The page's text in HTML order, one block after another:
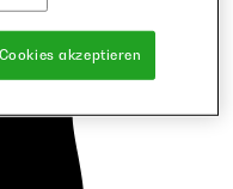
akzeptieren